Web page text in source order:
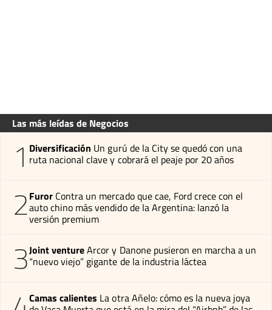
Las más leídas de Negocios
1 Diversificación Un gurú de la City se quedó con una
ruta nacional clave y cobrará el peaje por 20 años
2Furor Contra un mercado que cae, Ford crece con el
auto chino más vendido de la Argentina: lanzó la
versión premium
3Joint ventureArcor y Danone pusieron en marcha a un
“nuevo viejo” gigante de la industria láctea
Camas calientes La otra Añelo: cómo es la nueva joya